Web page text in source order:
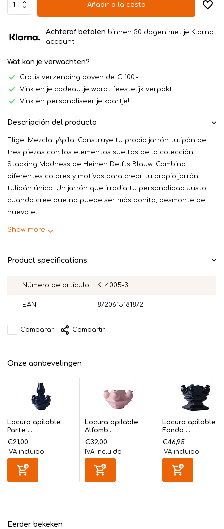
Añadir a la cesta
Achteraf betalen binnen 30 dagen met je Klarna
account
Wat kan je verwachten?
Gratis verzending boven de € 100,-
Vink en je cadeautje wordt feestelijk verpakt!
Vink en personaliseer je kaartje!
Descripción del producto
Elige. Mezcla. ¡Apila! Construye tu propio jarrón tulipán de
tres piezas con los elementos sueltos de la colección
Stacking Madness de Heinen Delfts Blauw. Combina
diferentes colores y motivos para crear tu propio jarrón
tulipán único. Un jarrón que irradia tu personalidad Justo
cuando cree que no puede ser más bonito, desmonte de
nuevo el...
Show more
Product specifications
Número de artículo: KL4005-3
EAN 8720615181872
Comparar Compartir
Onze aanbevelingen
Locura apilable
Parte ...
€21,00
IVA incluido
Locura apilable
Alfomb...
€32,00
IVA incluido
Locura apilable
Fondo ...
€46,95
IVA incluido
Eerder bekeken